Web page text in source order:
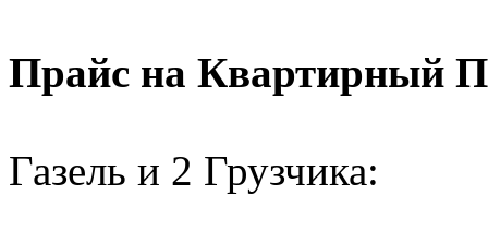
Прайс на Квартирный
Газель и 2 Грузчика: